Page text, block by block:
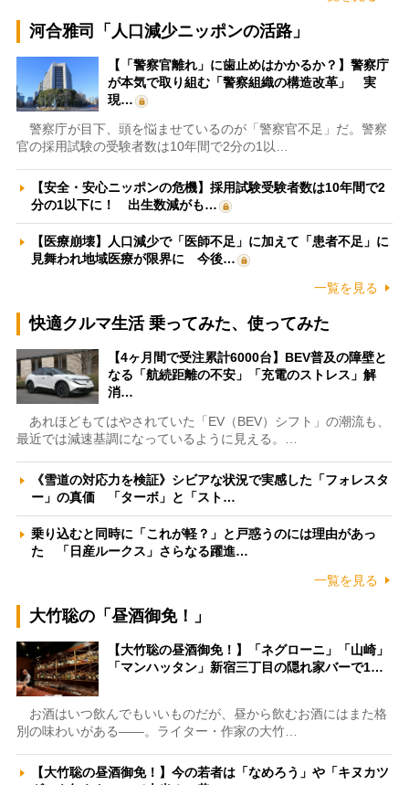
河合雅司「人口減少ニッポンの活路」
【「警察官離れ」に歯止めはかかるか？】警察庁
が本気で取り組む「警察組織の構造改革」 実
現…
警察庁が目下、頭を悩ませているのが「警察官不足」だ。警察
官の採用試験の受験者数は10年間で2分の1以…
【安全・安心ニッポンの危機】採用試験受験者数は10年間で2
分の1以下に！ 出生数減がも…
【医療崩壊】人口減少で「医師不足」に加えて「患者不足」に
見舞われ地域医療が限界に 今後…
一覧を見る
快適クルマ生活 乗ってみた、使ってみた
【4ヶ月間で受注累計6000台】BEV普及の障壁と
なる「航続距離の不安」「充電のストレス」解
消…
あれほどもてはやされていた「EV（BEV）シフト」の潮流も、
最近では減速基調になっているように見える。…
《雪道の対応力を検証》シビアな状況で実感した「フォレスタ
ー」の真価 「ターボ」と「スト…
乗り込むと同時に「これが軽？」と戸惑うのには理由があっ
た 「日産ルークス」さらなる躍進…
一覧を見る
大竹聡の「昼酒御免！」
【大竹聡の昼酒御免！】「ネグローニ」「山崎」
「マンハッタン」新宿三丁目の隠れ家バーで1…
お酒はいつ飲んでもいいものだが、昼から飲むお酒にはまた格
別の味わいがある――。ライター・作家の大竹…
【大竹聡の昼酒御免！】今の若者は「なめろう」や「キヌカツ